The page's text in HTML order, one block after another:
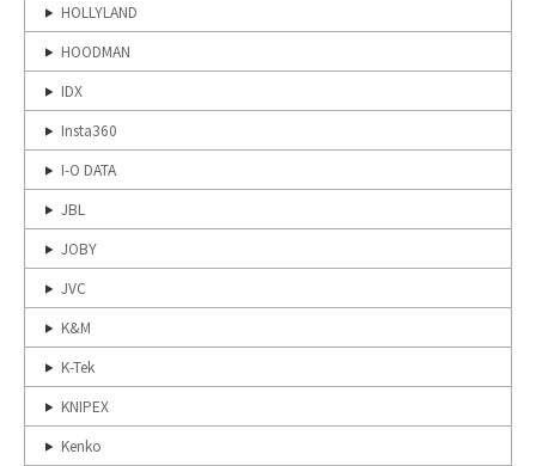
HOLLYLAND
HOODMAN
IDX
Insta360
I-O DATA
JBL
JOBY
JVC
K&M
K-Tek
KNIPEX
Kenko